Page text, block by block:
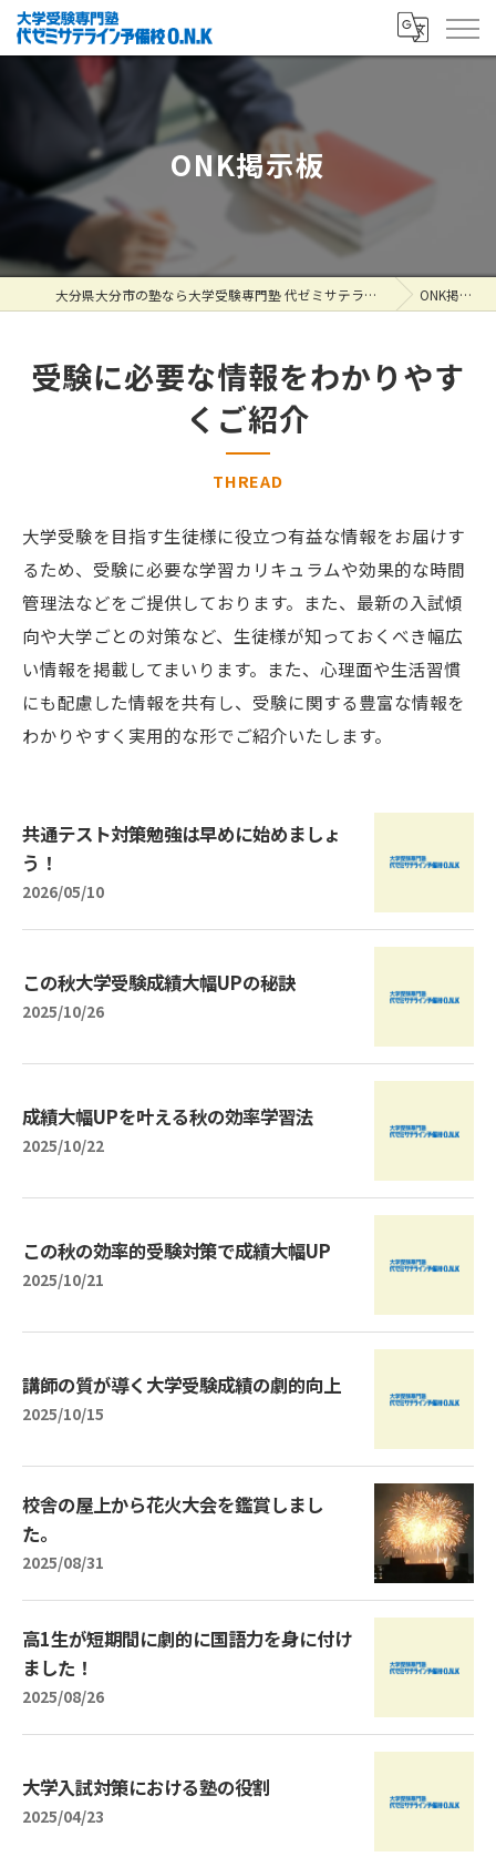
ONK掲示板
大分県大分市の塾なら大学受験専門塾 代ゼミサテライン予備校O.N.K ONK掲示板
受験に必要な情報をわかりやす
くご紹介
THREAD
大学受験を目指す生徒様に役立つ有益な情報をお届けす
るため、受験に必要な学習カリキュラムや効果的な時間
管理法などをご提供しております。また、最新の入試傾
向や大学ごとの対策など、生徒様が知っておくべき幅広
い情報を掲載してまいります。また、心理面や生活習慣
にも配慮した情報を共有し、受験に関する豊富な情報を
わかりやすく実用的な形でご紹介いたします。
共通テスト対策勉強は早めに始めましょ
う！
2026/05/10
この秋大学受験成績大幅UPの秘訣
2025/10/26
成績大幅UPを叶える秋の効率学習法
2025/10/22
この秋の効率的受験対策で成績大幅UP
2025/10/21
講師の質が導く大学受験成績の劇的向上
2025/10/15
校舎の屋上から花火大会を鑑賞しまし
た。
2025/08/31
高1生が短期間に劇的に国語力を身に付け
ました！
2025/08/26
大学入試対策における塾の役割
2025/04/23